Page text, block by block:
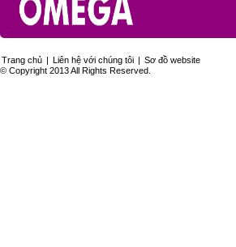
Trang chủ | Liên hệ với chúng tôi | Sơ đồ website
© Copyright 2013 All Rights Reserved.